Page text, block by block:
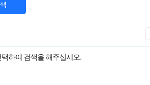
하여 검색을 해주십시오.